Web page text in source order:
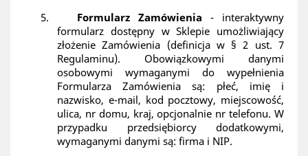
5.
Formularz Zamówienia - interaktywny
formularz dostępny w Sklepie umożliwiający
złożenie Zamówienia (definicja w § 2 ust. 7
Regulaminu). Obowiązkowymi danymi
osobowymi wymaganymi do wypełnienia
Formularza Zamówienia są: płeć, imię i
nazwisko, e-mail, kod pocztowy, miejscowość,
ulica, nr domu, kraj, opcjonalnie nr telefonu. W
przypadku przedsiębiorcy dodatkowymi,
wymaganymi danymi są: firma i NIP.